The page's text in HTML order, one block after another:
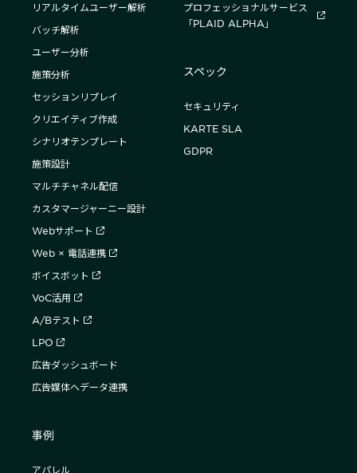
リアルタイムユーザー解析
バッチ解析
ユーザー分析
施策分析
セッションリプレイ
クリエイティブ作成
シナリオテンプレート
施策設計
マルチチャネル配信
カスタマージャーニー設計
Webサポート
Web × 電話連携
ボイスボット
VoC活用
A/Bテスト
LPO
広告ダッシュボード
広告媒体へデータ連携
事例
アパレル
プロフェッショナルサービス
「PLAID ALPHA」
スペック
セキュリティ
KARTE SLA
GDPR